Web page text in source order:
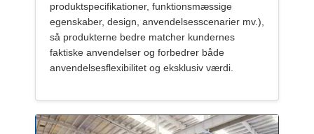
produktspecifikationer, funktionsmæssige
egenskaber, design, anvendelsesscenarier mv.),
så produkterne bedre matcher kundernes
faktiske anvendelser og forbedrer både
anvendelsesflexibilitet og eksklusiv værdi.